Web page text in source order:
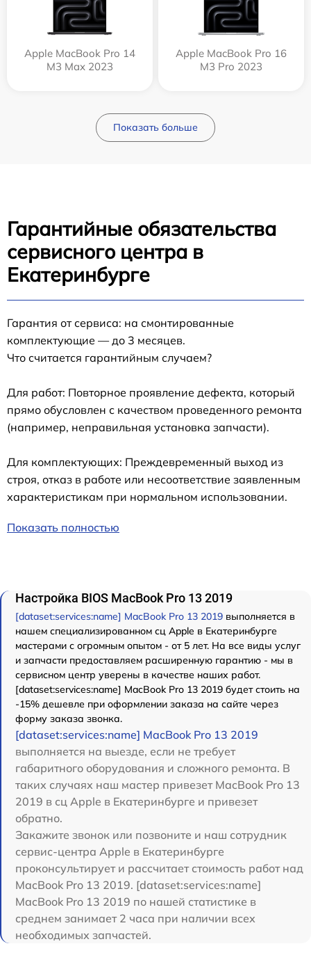
Apple MacBook Pro 14
M3 Max 2023
Apple MacBook Pro 16
M3 Pro 2023
Показать больше
Гарантийные обязательства
сервисного центра в
Екатеринбурге
Гарантия от сервиса: на смонтированные
комплектующие — до 3 месяцев.
Что считается гарантийным случаем?
Для работ: Повторное проявление дефекта, который
прямо обусловлен с качеством проведенного ремонта
(например, неправильная установка запчасти).
Для комплектующих: Преждевременный выход из
строя, отказ в работе или несоответствие заявленным
характеристикам при нормальном использовании.
Показать полностью
Настройка BIOS MacBook Pro 13 2019
[dataset:services:name] MacBook Pro 13 2019 выполняется в
нашем специализированном сц Apple в Екатеринбурге
мастерами с огромным опытом - от 5 лет. На все виды услуг
и запчасти предоставляем расширенную гарантию - мы в
сервисном центр уверены в качестве наших работ.
[dataset:services:name] MacBook Pro 13 2019 будет стоить на
-15% дешевле при оформлении заказа на сайте через
форму заказа звонка.
[dataset:services:name] MacBook Pro 13 2019
выполняется на выезде, если не требует
габаритного оборудования и сложного ремонта. В
таких случаях наш мастер привезет MacBook Pro 13
2019 в сц Apple в Екатеринбурге и привезет
обратно.
Закажите звонок или позвоните и наш сотрудник
сервис-центра Apple в Екатеринбурге
проконсультирует и рассчитает стоимость работ над
MacBook Pro 13 2019. [dataset:services:name]
MacBook Pro 13 2019 по нашей статистике в
среднем занимает 2 часа при наличии всех
необходимых запчастей.